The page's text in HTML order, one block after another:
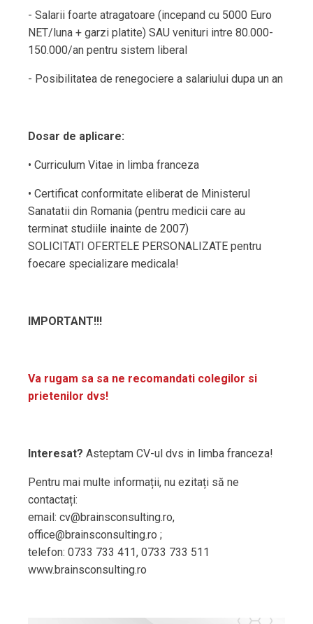
- Salarii foarte atragatoare (incepand cu 5000 Euro
NET/luna + garzi platite) SAU venituri intre 80.000-
150.000/an pentru sistem liberal
- Posibilitatea de renegociere a salariului dupa un an
Dosar de aplicare:
• Curriculum Vitae in limba franceza
• Certificat conformitate eliberat de Ministerul
Sanatatii din Romania (pentru medicii care au
terminat studiile inainte de 2007)
SOLICITATI OFERTELE PERSONALIZATE pentru
foecare specializare medicala!
IMPORTANT!!!
Va rugam sa sa ne recomandati colegilor si
prietenilor dvs!
Interesat? Asteptam CV-ul dvs in limba franceza!
Pentru mai multe informații, nu ezitați să ne
contactați:
email: cv@brainsconsulting.ro,
office@brainsconsulting.ro ;
telefon: 0733 733 411, 0733 733 511
www.brainsconsulting.ro